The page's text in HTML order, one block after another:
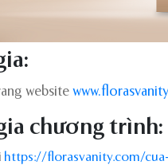
website
chương trình:
https://florasvanity.com/